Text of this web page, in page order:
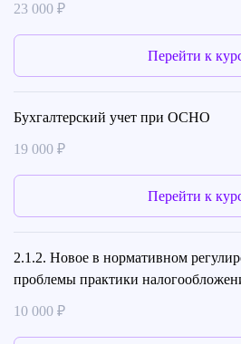
23 000 ₽
Перейти к
Бухгалтерский учет при ОСНО
19 000 ₽
Перейти к
2.1.2. Новое в нормативном
проблемы практики
10 000 ₽